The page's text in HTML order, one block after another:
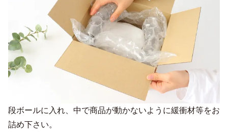
段ボールに入れ、中で商品が動かないように緩衝材等をお
詰め下さい。